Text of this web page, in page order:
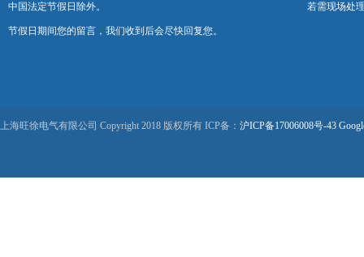
中国法定节假日除外。
节假日期间您的留言，我们收到后会尽快回复您。
若需现场处
上海旺徐电气有限公司 Copyright 2018 版权所有 ICP备： 沪ICP备17006008号-43